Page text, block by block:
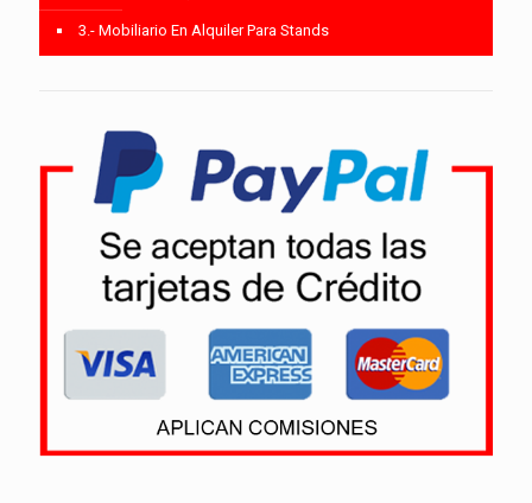
3.- Mobiliario En Alquiler Para Stands